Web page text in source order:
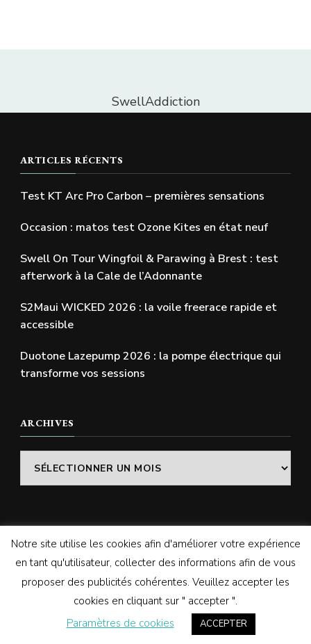
SwellAddiction
ARTICLES RÉCENTS
Test KT Arc Pro Carbon – premières sensations
Occasion : matos test Ozone Kites en état neuf
Swell On Tour Wingfoil & Parawing à Brest : test
afterwork à la Cale de l’Adonnante
S2Maui WICKED 2026 : la voile freerace rapide et
accessible
Duotone Lazepump 2026 : la pompe électrique qui
transforme vos sessions
ARCHIVES
Archives
© Copyright 2026SWELLADDICTION | Le blog. Tous
droits réservés.Vilva | Développé parBlossom
Themes. Propulsé parWordPress
Notre site utilise les cookies afin d'améliorer votre expérience
en tant qu'utilisateur, collecter des informations afin de vous
proposer des publicités cohérentes. Veuillez accepter les
cookies en cliquant sur " accepter ".
Paramètres de cookies
ACCEPTER